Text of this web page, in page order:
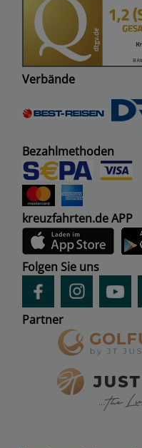
Verbände
Bezahlmethoden
kreuzfahrten.de APP
Folgen Sie uns
Partner